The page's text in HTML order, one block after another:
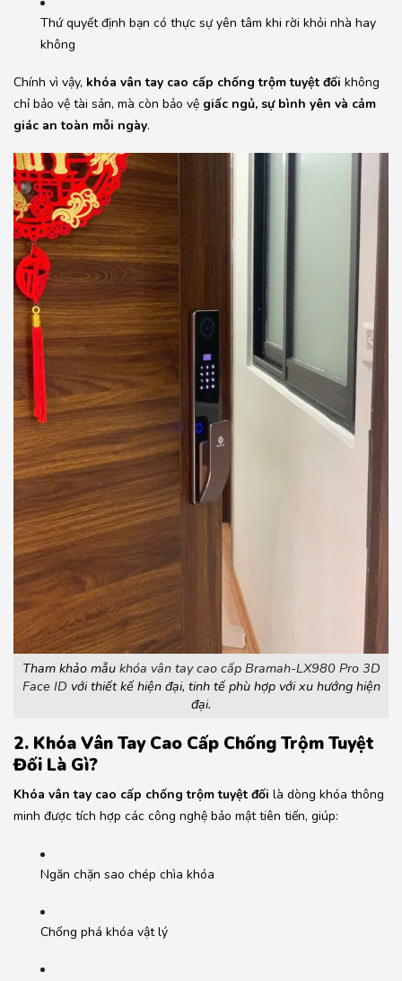
Thứ quyết định bạn có thực sự yên tâm khi rời khỏi nhà hay
không
Chính vì vậy, khóa vân tay cao cấp chống trộm tuyệt đối không
chỉ bảo vệ tài sản, mà còn bảo vệ giấc ngủ, sự bình yên và cảm
giác an toàn mỗi ngày.
Tham khảo mẫu khóa vân tay cao cấp Bramah-LX980 Pro 3D
Face ID với thiết kế hiện đại, tinh tế phù hợp với xu hướng hiện
đại.
2. Khóa Vân Tay Cao Cấp Chống Trộm Tuyệt
Đối Là Gì?
Khóa vân tay cao cấp chống trộm tuyệt đối là dòng khóa thông
minh được tích hợp các công nghệ bảo mật tiên tiến, giúp:
Ngăn chặn sao chép chìa khóa
Chống phá khóa vật lý